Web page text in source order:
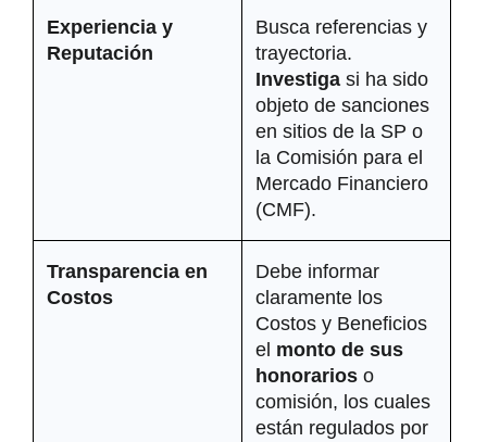
Experiencia y
Reputación
Busca referencias y
Investiga si ha sido
objeto de sanciones
en sitios de la SP o
la Comisión para el
Mercado Financiero
(CMF).
Transparencia en
Costos
Debe informar
claramente los
Costos y Beneficios
el monto de sus
honorarios o
comisión, los cuales
están regulados por